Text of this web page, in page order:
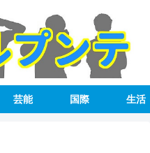
芸能 国際 生活